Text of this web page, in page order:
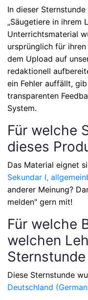
In dieser
„Säugetiere in ihrem
Unterrichtsmaterial
ursprünglich für
dem Upload auf
redaktionell
ein Fehler auffällt,
transparenten
System.
Für welche
dieses
Das Material eignet
Sekundar I,
anderer Meinung?
melden" gern mit!
Für welche
welchen
Diese Sternstunde
Deutschland